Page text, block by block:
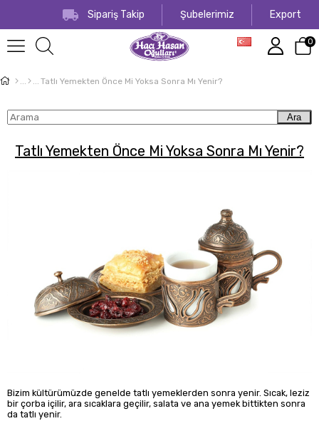
Export
Şubelerimiz
Sipariş Takip
0
Tatlı Yemekten Önce Mi Yoksa Sonra Mı Yenir?
Ara
Tatlı Yemekten Önce Mi Yoksa Sonra Mı Yenir?
Bizim kültürümüzde genelde tatlı yemeklerden sonra yenir. Sıcak, leziz
bir çorba içilir, ara sıcaklara geçilir, salata ve ana yemek bittikten sonra
da tatlı yenir.